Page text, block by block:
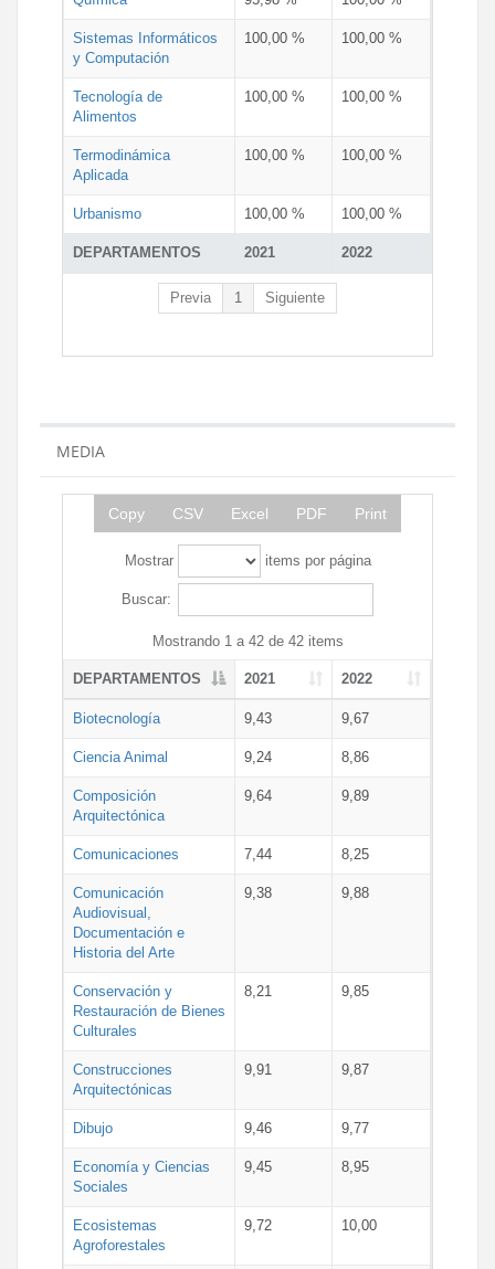
DEPARTAMENTOS 2021 2022
Sistemas Informáticos
y Computación
100,00 % 100,00 %
Tecnología de
Alimentos
100,00 % 100,00 %
Termodinámica
Aplicada
100,00 % 100,00 %
Urbanismo 100,00 % 100,00 %
Previa 1 Siguiente
MEDIA
Copy CSV Excel PDF Print
Mostrar items por página
Buscar:
Mostrando 1 a 42 de 42 items
DEPARTAMENTOS 2021 2022
Biotecnología 9,43 9,67
Ciencia Animal 9,24 8,86
Composición
Arquitectónica
9,64 9,89
Comunicaciones 7,44 8,25
Comunicación
Audiovisual,
Documentación e
Historia del Arte
9,38 9,88
Conservación y
Restauración de Bienes
Culturales
8,21 9,85
Construcciones
Arquitectónicas
9,91 9,87
Dibujo 9,46 9,77
Economía y Ciencias
Sociales
9,45 8,95
Ecosistemas
Agroforestales
9,72 10,00